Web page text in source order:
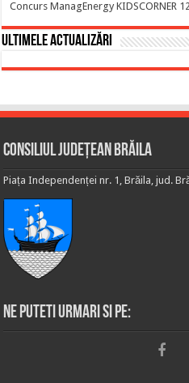
Concurs ManagEnergy KIDSCORNER
Ultimele actualizări
Consiliul Județean Brăila
Piața Independenței nr. 1, Brăila, jud.
Ne puteti urmari si pe: